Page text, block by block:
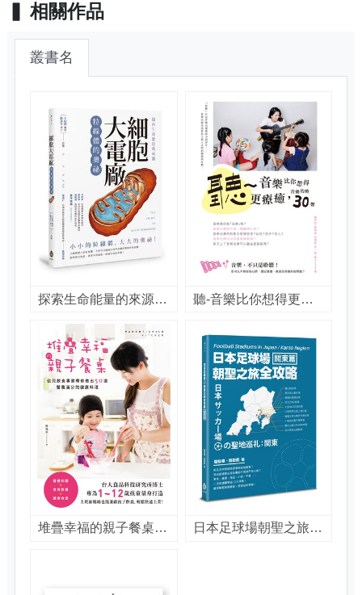
相關作品
叢書名
探索生命能量的來源 細胞大電廠 [電子書] : 粒線體的奧祕 / 王剴鏘, 鄭漢中合著 聽-音樂比你想得更療癒,音樂治療30響 / 賴欣怡等著.
堆疊幸福的親子餐桌 [電子書] : 幼兒飲食專家帶你做出50道營養滿分的健康料理 / 陳珮茹著 日本足球場朝聖之旅全攻略. [電子書] = Football stadiums in Japan, Kantō region日本サッカー場の聖地巡礼, 関東 / 關東篇 傑拉德, 剛田武著